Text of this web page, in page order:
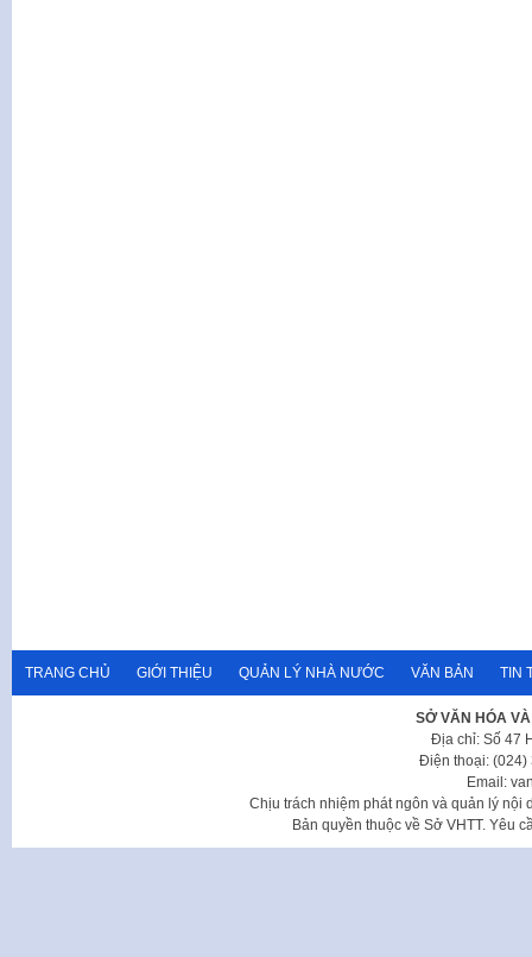
TRANG CHỦ GIỚI THIỆU QUẢN LÝ NHÀ NƯỚC VĂN BẢN TIN
SỞ VĂN HÓA
Địa chỉ: Số 47
Điện thoại: (024)
Email:
Chịu trách nhiệm phát ngôn và quản lý nội
Bản quyền thuộc về Sở VHTT. Yêu